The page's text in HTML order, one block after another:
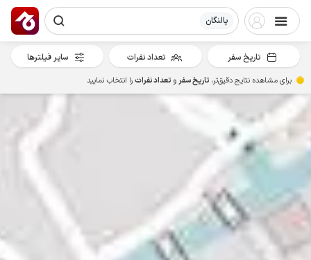
پالنگان
تاریخ سفر تعداد نفرات سایر فیلترها
برای مشاهده نتایج دقیق‌تر، تاریخ سفرو تعداد نفراترا انتخاب نمایید